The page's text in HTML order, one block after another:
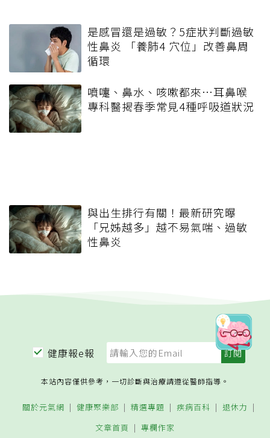
是感冒還是過敏？5症狀判斷過敏
性鼻炎 「養肺4 穴位」改善鼻周
循環
噴嚏、鼻水、咳嗽都來…耳鼻喉
專科醫揭春季常見4種呼吸道狀況
與出生排行有關！最新研究曝
「兄姊越多」越不易氣喘、過敏
性鼻炎
健康報e報
本站內容僅供參考，一切診斷與治療請遵從醫師指導。
關於元氣網 健康聚樂部 精選專題 疾病百科
退休力
文章首頁
專欄作家